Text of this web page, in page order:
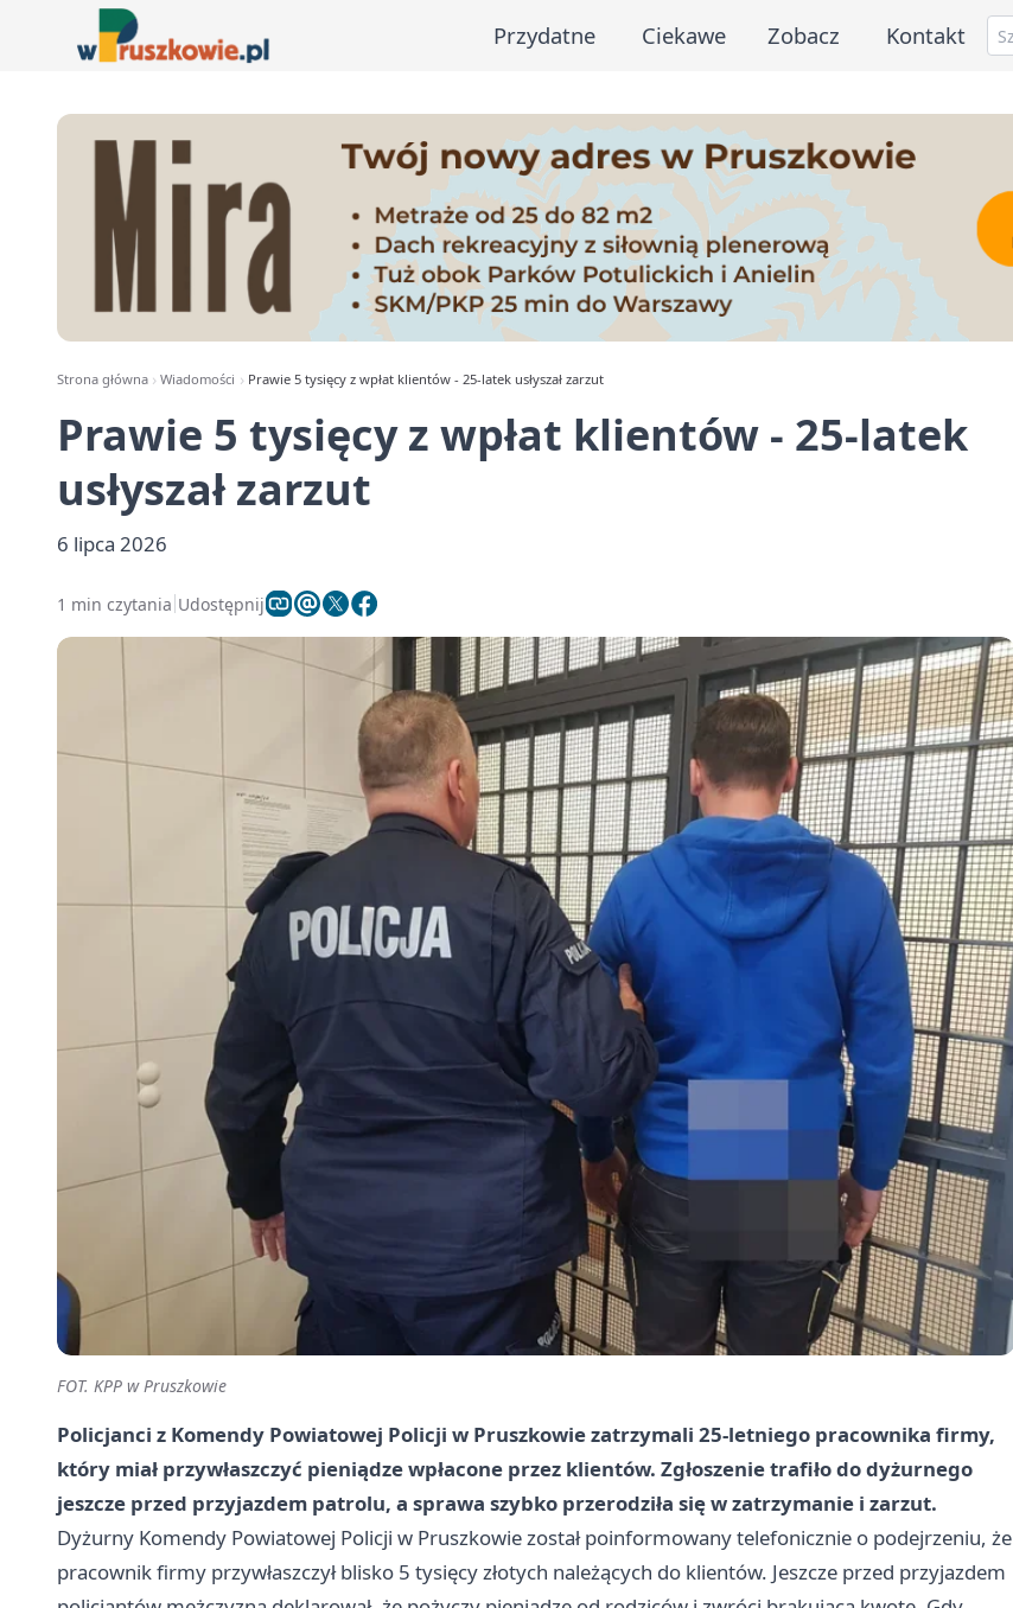
Przydatne Ciekawe Zobacz Kontakt
Strona główna Wiadomości Prawie 5 tysięcy z wpłat klientów - 25-latek usłyszał zarzut
Prawie 5 tysięcy z wpłat klientów - 25-latek
usłyszał zarzut
6 lipca 2026
1 min czytania Udostępnij
FOT. KPP w Pruszkowie
Policjanci z Komendy Powiatowej Policji w Pruszkowie zatrzymali 25-letniego pracownika firmy,
który miał przywłaszczyć pieniądze wpłacone przez klientów. Zgłoszenie trafiło do dyżurnego
jeszcze przed przyjazdem patrolu, a sprawa szybko przerodziła się w zatrzymanie i zarzut.
Dyżurny Komendy Powiatowej Policji w Pruszkowie został poinformowany telefonicznie o podejrzeniu, że
pracownik firmy przywłaszczył blisko 5 tysięcy złotych należących do klientów. Jeszcze przed przyjazdem